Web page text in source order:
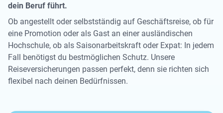
dein Beruf führt.
Ob angestellt oder selbstständig auf Geschäftsreise, ob für
eine Promotion oder als Gast an einer ausländischen
Hochschule, ob als Saisonarbeitskraft oder Expat: In jedem
Fall benötigst du bestmöglichen Schutz. Unsere
Reiseversicherungen passen perfekt, denn sie richten sich
flexibel nach deinen Bedürfnissen.